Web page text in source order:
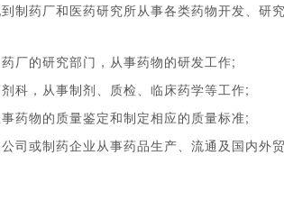
药厂和医药研究所从事各类药物开发、研
的研究部门，从事药物的研发工作;
，从事制剂、质检、临床药学等工作;
物的质量鉴定和制定相应的质量标准;
制药企业从事药品生产、流通及国内外贸